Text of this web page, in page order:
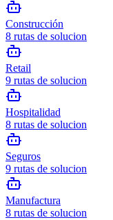
Construcción
8 rutas de solucion
Retail
9 rutas de solucion
Hospitalidad
8 rutas de solucion
Seguros
9 rutas de solucion
Manufactura
8 rutas de solucion